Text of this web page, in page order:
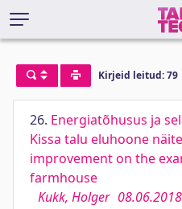
Kirjeid leitud: 79
26. Energiatõhusus ja
Kissa talu eluhoone
improvement on the
farmhouse
Kukk, Holger 08.06.2018